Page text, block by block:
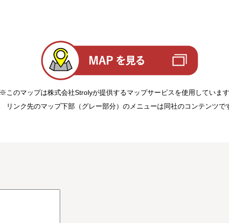
※このマップは株式会社Strolyが提供するマップサービスを使用しています
リンク先のマップ下部（グレー部分）のメニューは同社のコンテンツで